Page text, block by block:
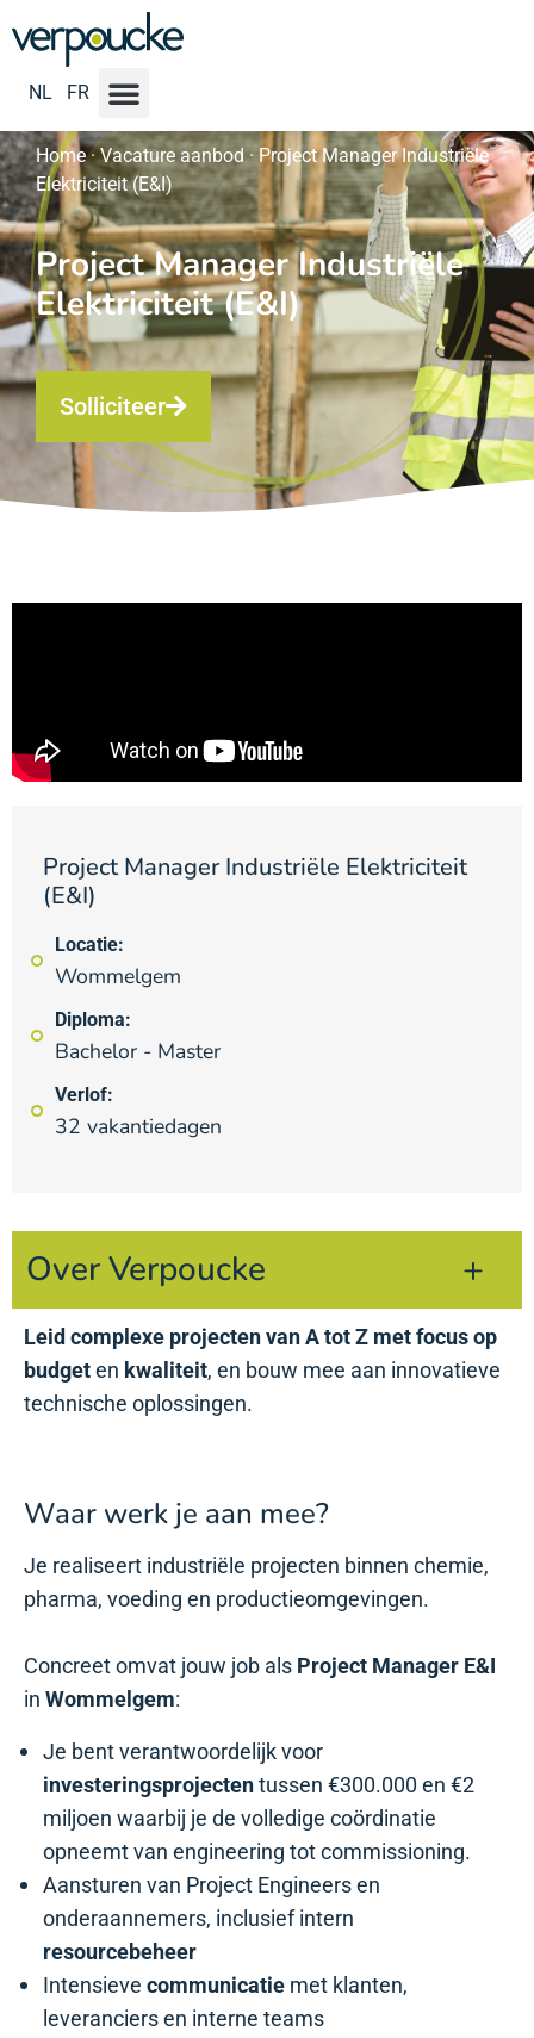
NL FR
Home·Vacature aanbod· Project Manager Industriële
Elektriciteit (E&I)
Project Manager Industriële
Elektriciteit (E&I)
Solliciteer
Project Manager Industriële Elektriciteit
(E&I)
Locatie:
Wommelgem
Diploma:
Bachelor - Master
Verlof:
32 vakantiedagen
Over Verpoucke
Leid complexe projecten van A tot Z met focus op
budget en kwaliteit, en bouw mee aan innovatieve
technische oplossingen.
Waar werk je aan mee?
Je realiseert industriële projecten binnen chemie,
pharma, voeding en productieomgevingen.
Concreet omvat jouw job als Project Manager E&I
in Wommelgem:
Je bent verantwoordelijk voor
investeringsprojecten tussen €300.000 en €2
miljoen waarbij je de volledige coördinatie
opneemt van engineering tot commissioning.
Aansturen van Project Engineers en
onderaannemers, inclusief intern
resourcebeheer
Intensieve communicatie met klanten,
leveranciers en interne teams